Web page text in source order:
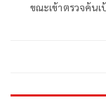
ขณะเข้าตรวจค้น